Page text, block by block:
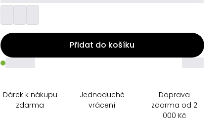
Přidat do košíku
_____
Dárek k nákupu
zdarma
Jednoduché
vrácení
Doprava
zdarma od 2
000 Kč